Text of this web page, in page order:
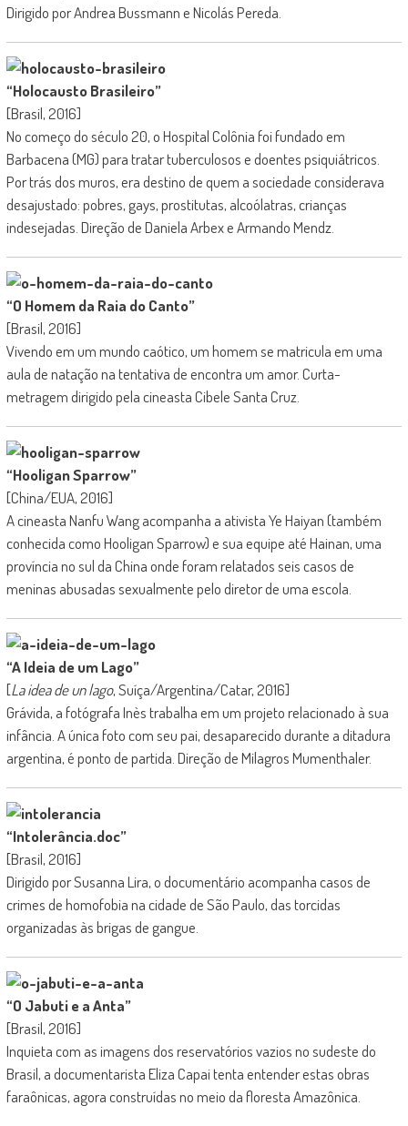
Dirigido por Andrea Bussmann e Nicolás Pereda.
“Holocausto Brasileiro”
[Brasil, 2016]
No começo do século 20, o Hospital Colônia foi fundado em
Barbacena (MG) para tratar tuberculosos e doentes psiquiátricos.
Por trás dos muros, era destino de quem a sociedade considerava
desajustado: pobres, gays, prostitutas, alcoólatras, crianças
indesejadas. Direção de Daniela Arbex e Armando Mendz.
“O Homem da Raia do Canto”
[Brasil, 2016]
Vivendo em um mundo caótico, um homem se matricula em uma
aula de natação na tentativa de encontra um amor. Curta-
metragem dirigido pela cineasta Cibele Santa Cruz.
“Hooligan Sparrow”
[China/EUA, 2016]
A cineasta Nanfu Wang acompanha a ativista Ye Haiyan (também
conhecida como Hooligan Sparrow) e sua equipe até Hainan, uma
província no sul da China onde foram relatados seis casos de
meninas abusadas sexualmente pelo diretor de uma escola.
“A Ideia de um Lago”
[La idea de un lago, Suíça/Argentina/Catar, 2016]
Grávida, a fotógrafa Inès trabalha em um projeto relacionado à sua
infância. A única foto com seu pai, desaparecido durante a ditadura
argentina, é ponto de partida. Direção de Milagros Mumenthaler.
“Intolerância.doc”
[Brasil, 2016]
Dirigido por Susanna Lira, o documentário acompanha casos de
crimes de homofobia na cidade de São Paulo, das torcidas
organizadas às brigas de gangue.
“O Jabuti e a Anta”
[Brasil, 2016]
Inquieta com as imagens dos reservatórios vazios no sudeste do
Brasil, a documentarista Eliza Capai tenta entender estas obras
faraônicas, agora construídas no meio da floresta Amazônica.